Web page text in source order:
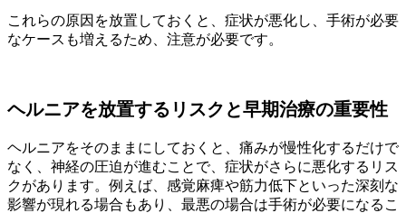
これらの原因を放置しておくと、症状が悪化し、手術が必要
なケースも増えるため、注意が必要です。
ヘルニアを放置するリスクと早期治療の重要性
ヘルニアをそのままにしておくと、痛みが慢性化するだけで
なく、神経の圧迫が進むことで、症状がさらに悪化するリス
クがあります。例えば、感覚麻痺や筋力低下といった深刻な
影響が現れる場合もあり、最悪の場合は手術が必要になるこ